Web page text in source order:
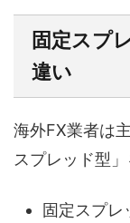
固定スプ
違い
海外FX業者は
スプレッド型
固定スプレ